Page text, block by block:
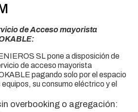
de Acceso mayorista
SL pone a disposición de
de acceso mayorista
pagando solo por el espacio
su consumo eléctrico y el
overbooking o agregación: